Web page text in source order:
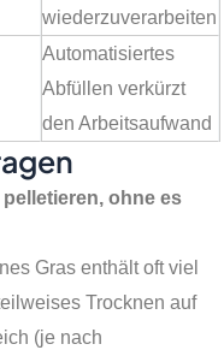
wiederzuverarbeiten
Automatisiertes
Abfüllen verkürzt
den Arbeitsaufwand
ohne es
Gras enthält oft viel
Trocknen auf
(je nach